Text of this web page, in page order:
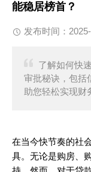
能稳居榜首？
发布时间：
了解如何快
审批秘诀，包括
助您轻松实现财
在当今快节奏的社
具。无论是购房、